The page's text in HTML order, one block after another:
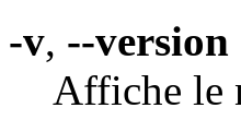
-v, --version
Affiche le